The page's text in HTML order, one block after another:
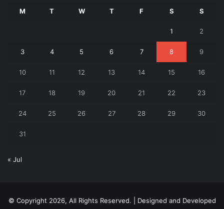
M T W T F S S
1 2
3 4 5 6 7 8 9
10 11 12 13 14 15 16
17 18 19 20 21 22 23
24 25 26 27 28 29 30
31
« Jul
© Copyright 2026, All Rights Reserved. | Designed and Developed